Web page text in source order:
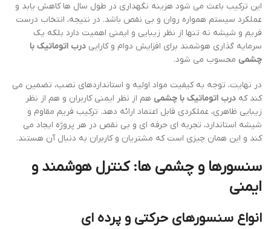
این ترکیب باعث می شود هزینه نگهداری در طول سال ها کاهش یابد و
عملکرد سیستم همواره روان و بی نقص باشد. در نتیجه، انتخاب درست
فریم و شیشه نه تنها از نظر زیبایی و ایمنی اهمیت دارد بلکه یک
سرمایه گذاری هوشمند برای افزایش دوام و کارایی درب اتوماتیک با
چشمی محسوب می شود.
در نهایت، توجه به کیفیت مواد اولیه و استانداردهای نصب، تضمین می
کند که درب اتوماتیک با چشمی هم از نظر ایمنی کاربران و هم از نظر
زیبایی ظاهری، عملکردی قابل اعتماد ارائه دهد. ترکیب فریم مقاوم و
شیشه استاندارد، تجربه ای حرفه ای و بی نقص در هر پروژه ایجاد می
کند و این همان چیزی است که مشتریان و کاربران به دنبال آن هستند.
سنسورها و چشمی ها: کنترل هوشمند و
ایمنی
انواع سنسورهای حرکتی و پرده ای